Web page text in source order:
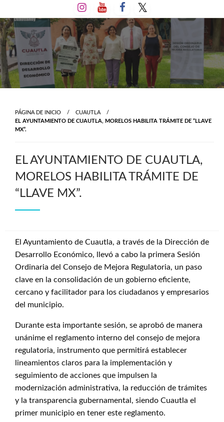
al
contenido
PÁGINA DE INICIO
CUAUTLA
EL AYUNTAMIENTO DE CUAUTLA, MORELOS HABILITA TRÁMITE DE “LLAVE
MX”.
EL AYUNTAMIENTO DE CUAUTLA,
MORELOS HABILITA TRÁMITE DE
“LLAVE MX”.
El Ayuntamiento de Cuautla, a través de la Dirección de
Desarrollo Económico, llevó a cabo la primera Sesión
Ordinaria del Consejo de Mejora Regulatoria, un paso
clave en la consolidación de un gobierno eficiente,
cercano y facilitador para los ciudadanos y empresarios
del municipio.
Durante esta importante sesión, se aprobó de manera
unánime el reglamento interno del consejo de mejora
regulatoria, instrumento que permitirá establecer
lineamientos claros para la implementación y
seguimiento de acciones que impulsen la
modernización administrativa, la reducción de trámites
y la transparencia gubernamental, siendo Cuautla el
primer municipio en tener este reglamento.